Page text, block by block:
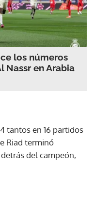
los números
Nassr en Arabia
tantos en 16 partidos
Riad terminó
del campeón,